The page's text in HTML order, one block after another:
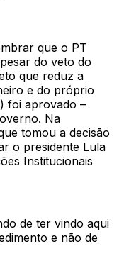
que o PT
do veto do
que reduz a
e do próprio
foi aprovado –
Na
tomou a decisão
o presidente Lula
Institucionais
de ter vindo aqui
e não de